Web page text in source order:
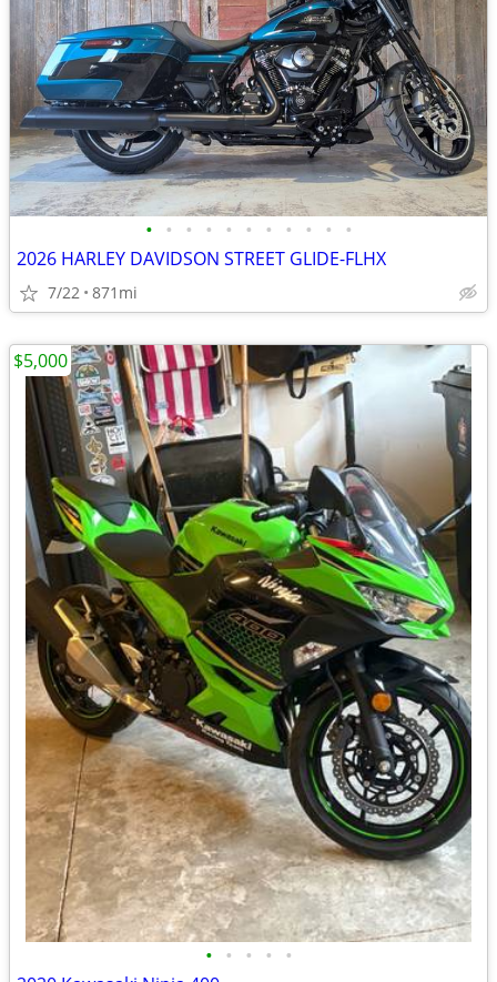
• • • • • • • • • • •
2026 HARLEY DAVIDSON STREET GLIDE-FLHX
7/22 871mi
• • • • •
$5,000